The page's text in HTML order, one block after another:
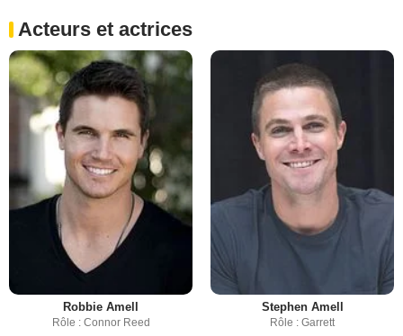
Acteurs et actrices
Robbie Amell
Rôle : Connor Reed
Stephen Amell
Rôle : Garrett